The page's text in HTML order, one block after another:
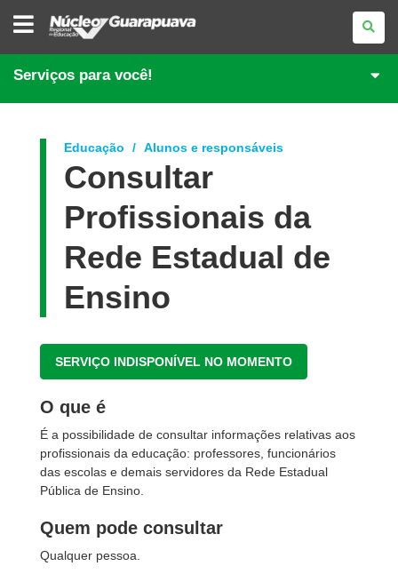
NÚCLEO
REGIONAL
EDUCAÇÃO
DE
GUARAPUAVA
Serviços para você!
Educação Alunos e responsáveis
Consultar
Profissionais da
Rede Estadual de
Ensino
SERVIÇO INDISPONÍVEL NO MOMENTO
O que é
É a possibilidade de consultar informações relativas aos
profissionais da educação: professores, funcionários
das escolas e demais servidores da Rede Estadual
Pública de Ensino.
Quem pode consultar
Qualquer pessoa.